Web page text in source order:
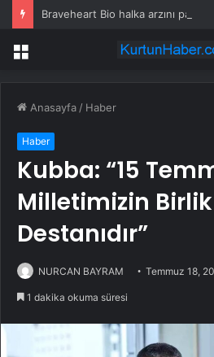
Menü
Anasayfa / Haber
Haber
Kubba: “15
Milletimizin
Destanıdır”
NURCAN BAYRAM Temmuz 18,
1 dakika okuma süresi